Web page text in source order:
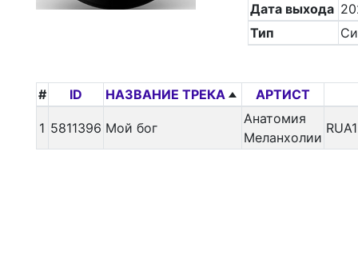
Дата выхода
Тип
# ID НАЗВАНИЕ ТРЕКА АРТИСТ
1 5811396 Мой бог
Анатомия
Меланхолии